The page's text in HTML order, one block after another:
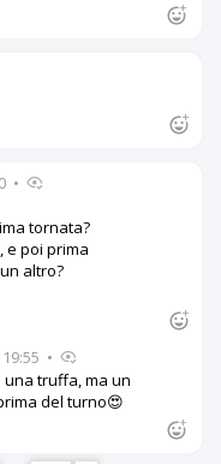
•
tornata?
e poi prima
altro?
•
truffa, ma un
del turno😍